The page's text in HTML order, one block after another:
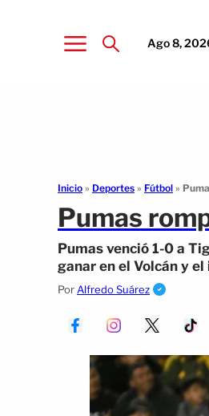
Ago 8,
Inicio » Deportes » Fútbol »
Pumas
Pumas venció 1-0 a
ganar en el Volcán y
Por Alfredo Suárez